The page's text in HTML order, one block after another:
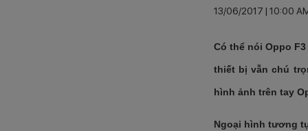
13/06/2017 | 10:00
Có thể nói Oppo
thiết bị vẫn chú
hình ảnh trên tay
Ngoại hình tương